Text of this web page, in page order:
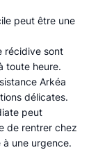
peut être une
récidive sont
toute heure.
Arkéa
délicates.
peut
de rentrer chez
à une urgence.